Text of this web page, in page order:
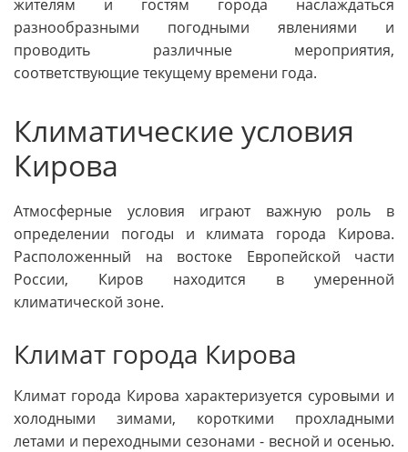
жителям и гостям города наслаждаться
разнообразными погодными явлениями и
проводить различные мероприятия,
соответствующие текущему времени года.
Климатические условия
Кирова
Атмосферные условия играют важную роль в
определении погоды и климата города Кирова.
Расположенный на востоке Европейской части
России, Киров находится в умеренной
климатической зоне.
Климат города Кирова
Климат города Кирова характеризуется суровыми и
холодными зимами, короткими прохладными
летами и переходными сезонами - весной и осенью.